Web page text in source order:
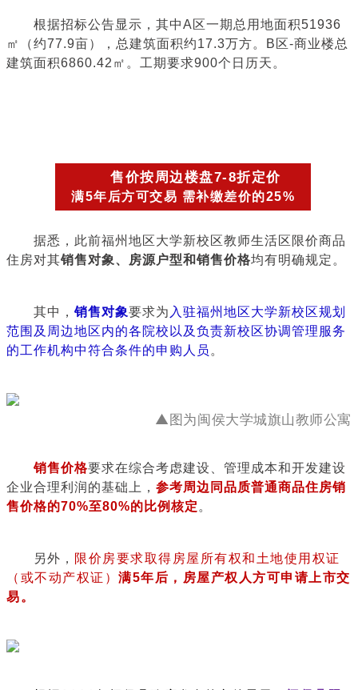
根据招标公告显示，其中A区一期总用地面积51936
㎡（约77.9亩），总建筑面积约17.3万方。B区-商业楼总
建筑面积6860.42㎡。工期要求900个日历天。
售价按周边楼盘7-8折定价
满5年后方可交易 需补缴差价的25%
据悉，此前福州地区大学新校区教师生活区限价商品
住房对其销售对象、房源户型和销售价格均有明确规定。
其中，销售对象要求为 入驻福州地区大学新校区规划
范围及周边地区内的各院校以及负责新校区协调管理服务
的工作机构中符合条件的申购人员 。
▲图为闽侯大学城旗山教师公寓
销售价格要求在综合考虑建设、管理成本和开发建设
企业合理利润的基础上， 参考周边同品质普通商品住房销
售价格的70%至80%的比例核定 。
另外， 限价房要求取得房屋所有权和土地使用权证
（或不动产权证） 满5年后，房屋产权人方可申请上市交
易。